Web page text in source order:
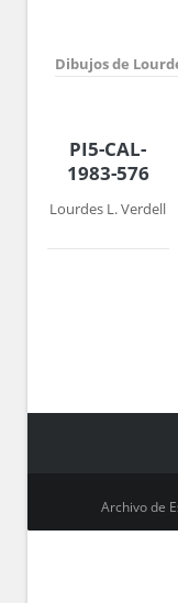
Dibujos de
PI5-CAL-
1983-576
Lourdes L. Verdell
Archivo de